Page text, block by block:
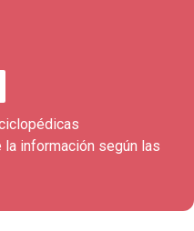
información según las